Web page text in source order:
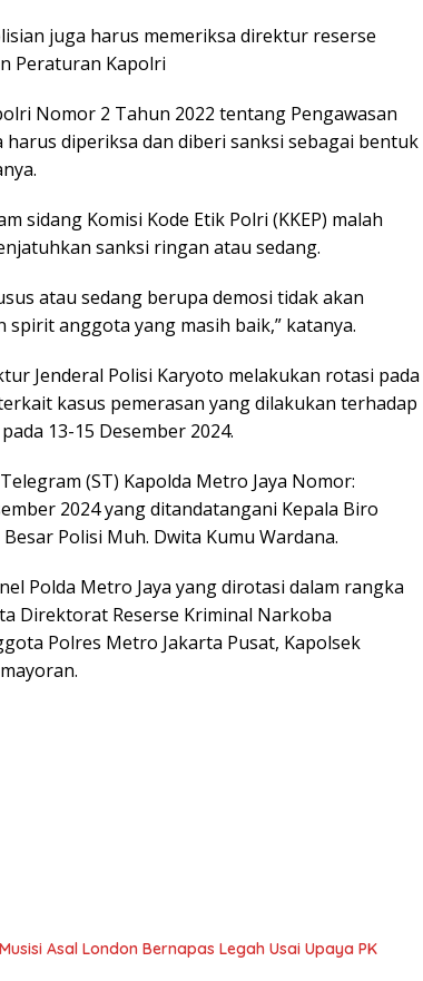
juga harus memeriksa direktur reserse
Peraturan Kapolri
Nomor 2 Tahun 2022 tentang Pengawasan
diperiksa dan diberi sanksi sebagai bentuk
sidang Komisi Kode Etik Polri (KKEP) malah
sanksi ringan atau sedang.
atau sedang berupa demosi tidak akan
anggota yang masih baik,” katanya.
Jenderal Polisi Karyoto melakukan rotasi pada
kasus pemerasan yang dilakukan terhadap
13-15 Desember 2024.
(ST) Kapolda Metro Jaya Nomor:
2024 yang ditandatangani Kepala Biro
Polisi Muh. Dwita Kumu Wardana.
Polda Metro Jaya yang dirotasi dalam rangka
Direktorat Reserse Kriminal Narkoba
Polres Metro Jakarta Pusat, Kapolsek
Asal London Bernapas Legah Usai Upaya PK